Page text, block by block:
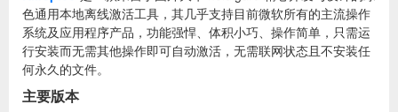
色通用本地离线激活工具，其几乎支持目前微软所有的主流操作
系统及应用程序产品，功能强悍、体积小巧、操作简单，只需运
行安装而无需其他操作即可自动激活，无需联网状态且不安装任
何永久的文件。
主要版本